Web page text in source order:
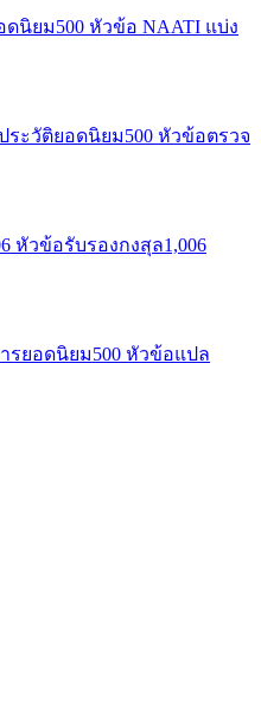
ดนิยม500 หัวข้อ NAATI แบ่ง
ระวัติยอดนิยม500 หัวข้อตรวจ
หัวข้อรับรองกงสุล1,006
รยอดนิยม500 หัวข้อแปล